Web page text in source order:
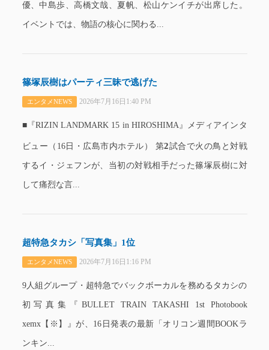
優、中島歩、高橋文哉、夏帆、松山ケンイチが出席した。
イベントでは、物語の核心に関わる...
篠塚辰樹はパーティ三昧で逃げた
エンタメNEWS 2026年7月16日1:40 PM
■『RIZIN LANDMARK 15 in HIROSHIMA』メディアインタ
ビュー（16日・広島市内ホテル） 第2試合で火の鳥と対戦
するイ・ジェフンが、当初の対戦相手だった篠塚辰樹に対
して痛烈な言...
超特急タカシ「写真集」1位
エンタメNEWS 2026年7月16日1:16 PM
9人組グループ・超特急でバックボーカルを務めるタカシの
初写真集『BULLET TRAIN TAKASHI 1st Photobook
xemx【※】』が、16日発表の最新「オリコン週間BOOKラ
ンキン...